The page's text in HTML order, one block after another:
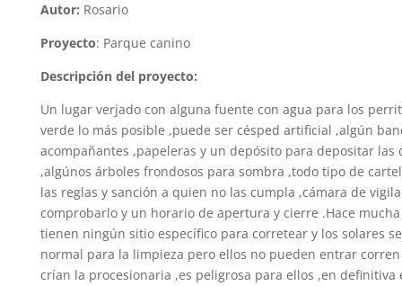
Autor: Rosario
Proyecto: Parque canino
Descripción del proyecto:
Un lugar verjado con alguna fuente con agua para los
verde lo más posible ,puede ser césped artificial ,algún
acompañantes ,papeleras y un depósito para depositar las
,algúnos árboles frondosos para sombra ,todo tipo de
las reglas y sanción a quien no las cumpla ,cámara de
comprobarlo y un horario de apertura y cierre .Hace
tienen ningún sitio específico para corretear y los solares
normal para la limpieza pero ellos no pueden entrar
crían la procesionaria ,es peligrosa para ellos ,en definitiva